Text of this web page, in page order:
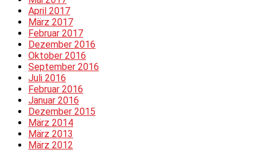
April 2017
März 2017
Februar 2017
Dezember 2016
Oktober 2016
September 2016
Juli 2016
Februar 2016
Januar 2016
Dezember 2015
März 2014
März 2013
März 2012